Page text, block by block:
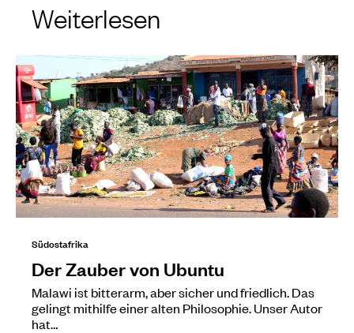
Weiterlesen
Südostafrika
Der Zauber von Ubuntu
Malawi ist bitterarm, aber sicher und friedlich. Das
gelingt mithilfe einer alten Philosophie. Unser Autor
hat…